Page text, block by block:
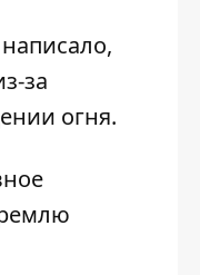
за
огня.